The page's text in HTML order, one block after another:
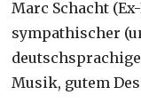
Marc Schacht
sympathischer
Musik, gutem